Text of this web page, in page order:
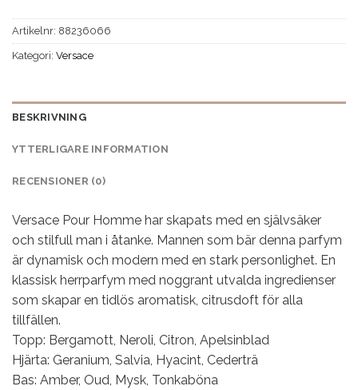
Artikelnr: 88236066
Kategori: Versace
BESKRIVNING
YTTERLIGARE INFORMATION
RECENSIONER (0)
Versace Pour Homme har skapats med en självsäker
och stilfull man i åtanke. Mannen som bär denna parfym
är dynamisk och modern med en stark personlighet. En
klassisk herrparfym med noggrant utvalda ingredienser
som skapar en tidlös aromatisk, citrusdoft för alla
tillfällen.
Topp: Bergamott, Neroli, Citron, Apelsinblad
Hjärta: Geranium, Salvia, Hyacint, Cederträ
Bas: Amber, Oud, Mysk, Tonkaböna